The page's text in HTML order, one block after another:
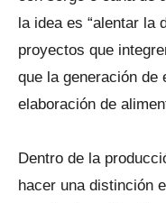
la idea es “alentar la
proyectos que
que la generación de
elaboración de
Dentro de la
hacer una distinción